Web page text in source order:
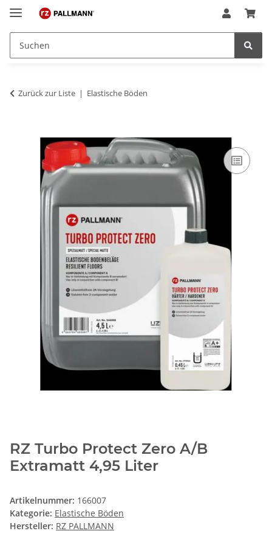
Zurück zur Liste Elastische Böden
RZ Turbo Protect Zero A/B
Extramatt 4,95 Liter
Artikelnummer: 166007
Kategorie: Elastische Böden
Hersteller: RZ PALLMANN